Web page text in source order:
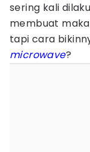
sering kali
membuat
tapi cara
microwave?